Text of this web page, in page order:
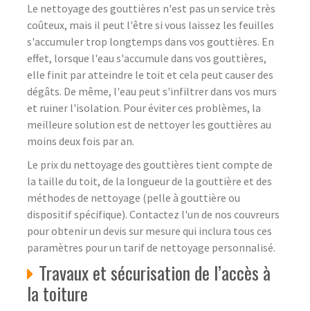
Le nettoyage des gouttières n'est pas un service très
coûteux, mais il peut l'être si vous laissez les feuilles
s'accumuler trop longtemps dans vos gouttières. En
effet, lorsque l'eau s'accumule dans vos gouttières,
elle finit par atteindre le toit et cela peut causer des
dégâts. De même, l'eau peut s'infiltrer dans vos murs
et ruiner l'isolation. Pour éviter ces problèmes, la
meilleure solution est de nettoyer les gouttières au
moins deux fois par an.
Le prix du nettoyage des gouttières tient compte de
la taille du toit, de la longueur de la gouttière et des
méthodes de nettoyage (pelle à gouttière ou
dispositif spécifique). Contactez l'un de nos couvreurs
pour obtenir un devis sur mesure qui inclura tous ces
paramètres pour un tarif de nettoyage personnalisé.
Travaux et sécurisation de l’accès à
la toiture